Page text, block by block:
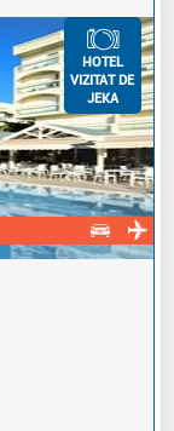
HOTEL
VIZITAT DE
JEKA